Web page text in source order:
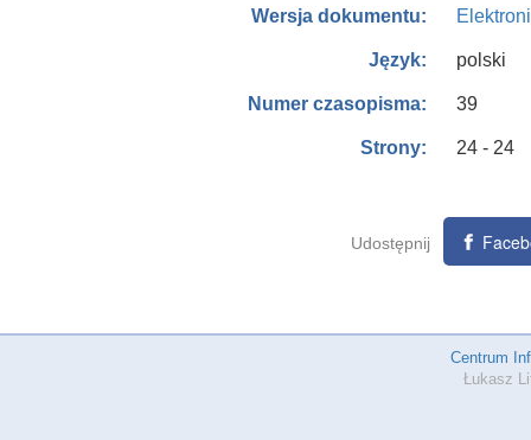
Wersja dokumentu:
Język: polski
Numer czasopisma: 39
Strony: 24 - 24
Udostępnij
Centrum
Łukasz